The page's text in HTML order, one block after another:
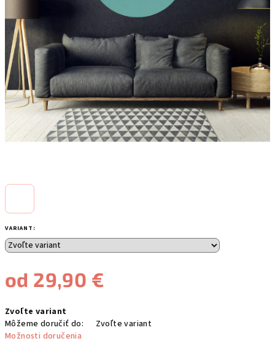
VARIANT:
od 29,90 €
cena:
Zvoľte variant
Môžeme doručiť do:
Zvoľte variant
Možnosti doručenia